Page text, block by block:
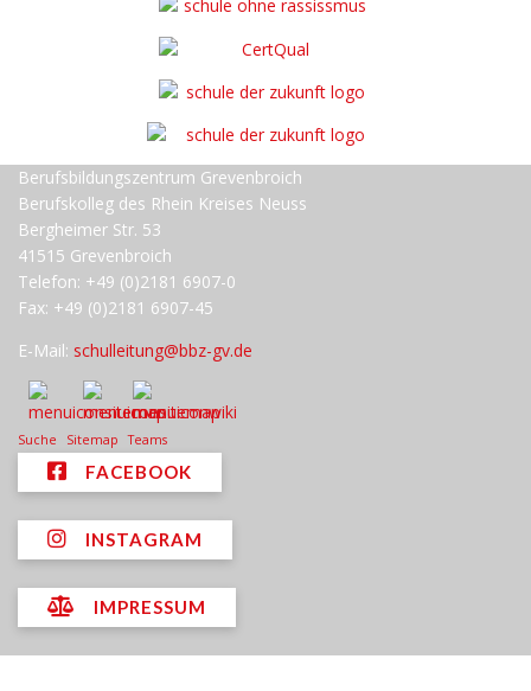
Berufsbildungszentrum Grevenbroich
Berufskolleg des Rhein Kreises Neuss
Bergheimer Str. 53
41515 Grevenbroich
Telefon: +49 (0)2181 6907-0
Fax: +49 (0)2181 6907-45
E-Mail: schulleitung@bbz-gv.de
Suche Sitemap Teams
FACEBOOK
INSTAGRAM
IMPRESSUM